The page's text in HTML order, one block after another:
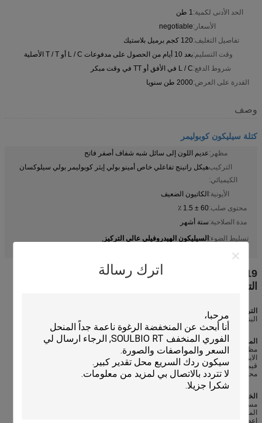
اترك رسالة
الحد الأدنى لكمية:1 طن
الأسعار:negotiable
تفاصيل التغليف:120 كجم برميل بلاستيك
وقت التسليم:بعد 10 أيام من الحصول على مدفوعات L / C أو T / T الأصلية
شروط الدفع:L / C في الأفق أو TT في وقت مبكر
القدرة على العرض:2000 طن سنويا
وصف
كتلة سيليكون كوبوليمر
مظهر:عديم اللون إلى سائل شبه شفاف أصفر فاتح
التركيب
الكيميائي:
هيكل راتينج تفاعلي خاص أمينو بولي إيثر كوبوليمر بولي سيلوكسان
الأيونية:الكاتيون الضعيف
محتوى صلب:60 ± 1.5 ٪
مدة الصلاحية:ستة أشهر
تسليط الضوء:السيليكون الهيدروفيلي عالي التركيز ,
SILISOFT GB-HQ119 (السيليكون الهيدروفيلي عالي
التركيز)
التركيب الكيميائي
البنية التفاعلية الخاصة- الراتنج البوليسيلوكسان أمينو بوليتر كوبوليمر
المواصفات التقنية
مظهر: سائل شبه شفاف من غير ملون إلى أصفر فاتح
الايونية:كتيونية ضعيفة
قيمة الحموضة:4.5 ¢65
محتويات صلبة: 60±1.5%
الخصائص
مستحلبات السيليكون الهيدروفيلية عالية التركيز، مع استقرار ممتاز ((مقاومة للحرارة،
المقاومة للقليات، المقاومة للقشر، استقرار التخفيف، سهلة لإعادة الصبغة) ؛
إعطاء النسيج المعالجة مع نمط المقبض الفائق الشعر والمرنة & ناعمة ؛